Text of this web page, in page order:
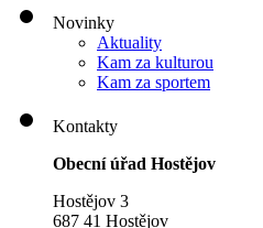
Novinky
Aktuality
Kam za kulturou
Kam za sportem
Kontakty
Obecní úřad Hostějov
Hostějov 3
687 41 Hostějov